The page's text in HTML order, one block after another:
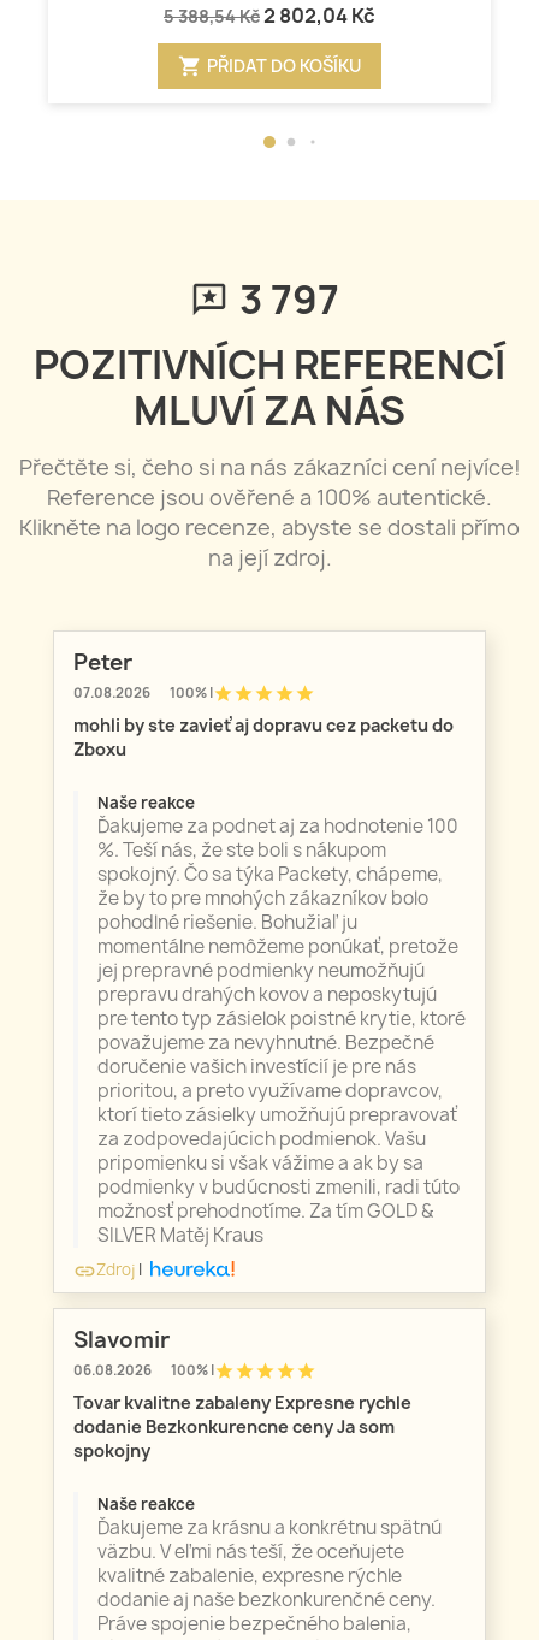
5 388,54 Kč2 802,04 Kč
shopping_cart PŘIDAT DO KOŠÍKU
3 797
POZITIVNÍCH REFERENCÍ
MLUVÍ ZA NÁS
Přečtěte si, čeho si na nás zákazníci cení nejvíce!
Reference jsou ověřené a 100% autentické.
Klikněte na logo recenze, abyste se dostali přímo
na její zdroj.
Peter
07.08.2026 100% |starstarstarstarstar
mohli by ste zavieť aj dopravu cez packetu do
Zboxu
Naše reakce
Ďakujeme za podnet aj za hodnotenie 100
%. Teší nás, že ste boli s nákupom
spokojný. Čo sa týka Packety, chápeme,
že by to pre mnohých zákazníkov bolo
pohodlné riešenie. Bohužiaľ ju
momentálne nemôžeme ponúkať, pretože
jej prepravné podmienky neumožňujú
prepravu drahých kovov a neposkytujú
pre tento typ zásielok poistné krytie, ktoré
považujeme za nevyhnutné. Bezpečné
doručenie vašich investícií je pre nás
prioritou, a preto využívame dopravcov,
ktorí tieto zásielky umožňujú prepravovať
za zodpovedajúcich podmienok. Vašu
pripomienku si však vážime a ak by sa
podmienky v budúcnosti zmenili, radi túto
možnosť prehodnotíme. Za tím GOLD &
SILVER Matěj Kraus
linkZdroj |
Slavomir
06.08.2026 100% |starstarstarstarstar
Tovar kvalitne zabaleny Expresne rychle
dodanie Bezkonkurencne ceny Ja som
spokojny
Naše reakce
Ďakujeme za krásnu a konkrétnu spätnú
väzbu. V eľmi nás teší, že oceňujete
kvalitné zabalenie, expresne rýchle
dodanie aj naše bezkonkurenčné ceny.
Práve spojenie bezpečného balenia,